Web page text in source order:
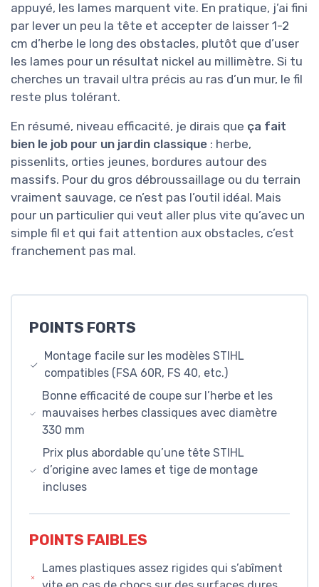
appuyé, les lames marquent vite. En pratique, j’ai fini
par lever un peu la tête et accepter de laisser 1-2
cm d’herbe le long des obstacles, plutôt que d’user
les lames pour un résultat nickel au millimètre. Si tu
cherches un travail ultra précis au ras d’un mur, le fil
reste plus tolérant.
En résumé, niveau efficacité, je dirais que ça fait
bien le job pour un jardin classique : herbe,
pissenlits, orties jeunes, bordures autour des
massifs. Pour du gros débroussaillage ou du terrain
vraiment sauvage, ce n’est pas l’outil idéal. Mais
pour un particulier qui veut aller plus vite qu’avec un
simple fil et qui fait attention aux obstacles, c’est
franchement pas mal.
POINTS FORTS
Montage facile sur les modèles STIHL
compatibles (FSA 60R, FS 40, etc.)
Bonne efficacité de coupe sur l’herbe et les
mauvaises herbes classiques avec diamètre
330 mm
Prix plus abordable qu’une tête STIHL
d’origine avec lames et tige de montage
incluses
POINTS FAIBLES
Lames plastiques assez rigides qui s’abîment